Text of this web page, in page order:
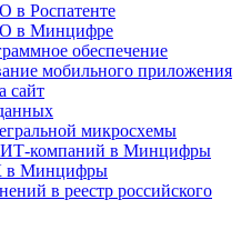
в Роспатенте
в Минцифре
обеспечение
мобильного приложения
сайт
микросхемы
ИТ-компаний в Минцифры
в Минцифры
в реестр российского